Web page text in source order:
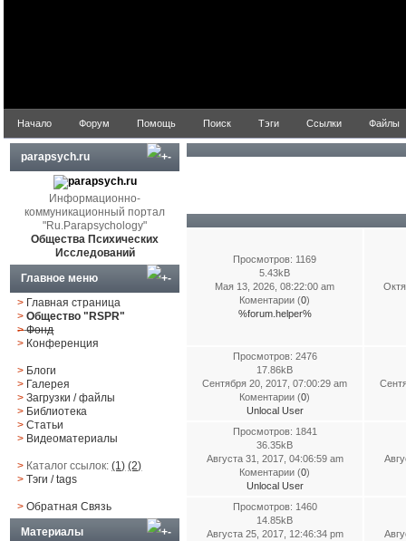
Начало Форум Помощь Поиск Тэги Ссылки Файлы
parapsych.ru
Информационно-
коммуникационный портал
"Ru.Parapsychology"
Общества Психических
Исследований
Главное меню
> Главная страница
> Общество "RSPR"
> Фонд
> Конференция
> Блоги
> Галерея
> Загрузки/файлы
> Библиотека
> Статьи
> Видеоматериалы
> Каталог ссылок:(1) (2)
> Тэги/ tags
> Обратная Cвязь
Материалы
Просмотров: 1169
5.43kB
Мая 13, 2026, 08:22:00 am
Коментарии (0)
%forum.helper%
Просмотров: 2476
17.86kB
Сентября 20, 2017, 07:00:29 am
Коментарии (0)
Unlocal User
Просмотров: 1841
36.35kB
Августа 31, 2017, 04:06:59 am
Коментарии (0)
Unlocal User
Просмотров: 1460
14.85kB
Августа 25, 2017, 12:46:34 pm